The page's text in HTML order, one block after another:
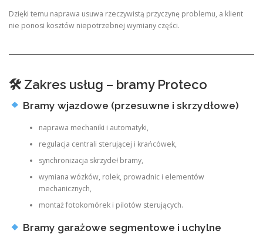
Dzięki temu naprawa usuwa rzeczywistą przyczynę problemu, a klient
nie ponosi kosztów niepotrzebnej wymiany części.
🛠 Zakres usług – bramy Proteco
Bramy wjazdowe (przesuwne i skrzydłowe)
naprawa mechaniki i automatyki,
regulacja centrali sterującej i krańcówek,
synchronizacja skrzydeł bramy,
wymiana wózków, rolek, prowadnic i elementów
mechanicznych,
montaż fotokomórek i pilotów sterujących.
Bramy garażowe segmentowe i uchylne